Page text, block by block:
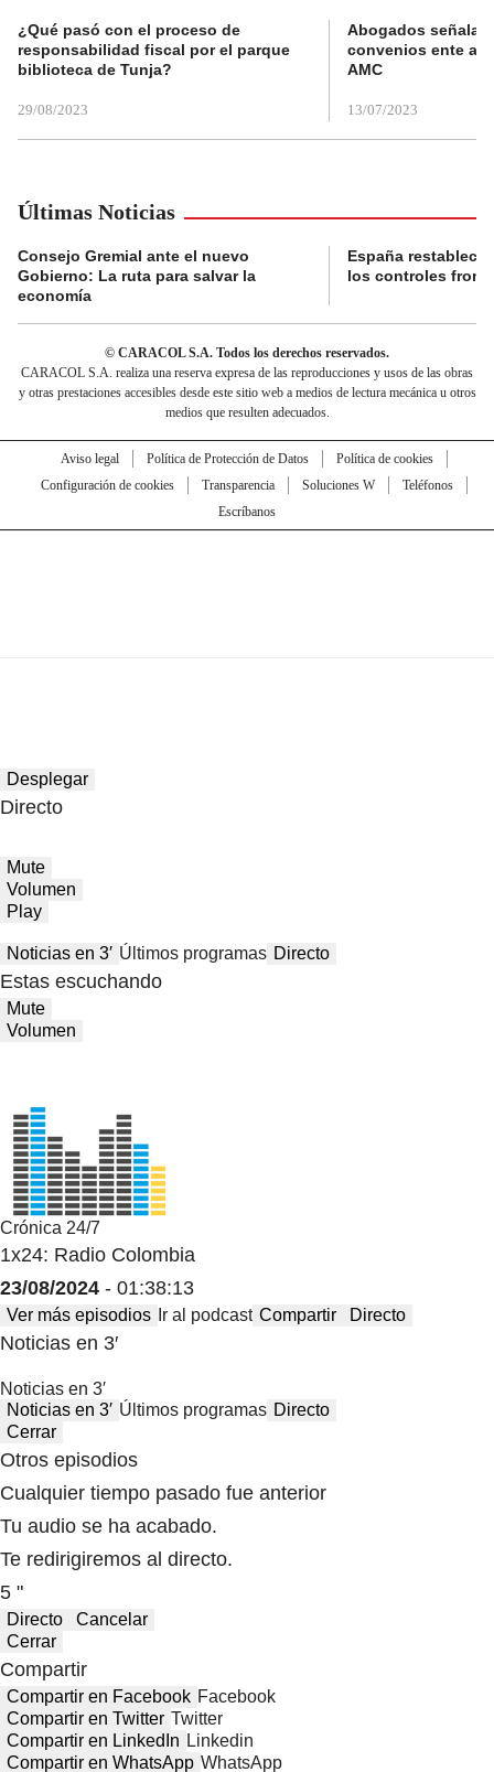
¿Qué pasó con el proceso de
responsabilidad fiscal por el parque
biblioteca de Tunja?
29/08/2023
Abogados
convenios ente
AMC
13/07/2023
Últimas Noticias
Consejo Gremial ante el nuevo
Gobierno: La ruta para salvar la
economía
España restablece
los controles
© CARACOL S.A. Todos los derechos reservados.
CARACOL S.A. realiza una reserva expresa de las reproducciones y usos de las obras
y otras prestaciones accesibles desde este sitio web a medios de lectura mecánica u otros
medios que resulten adecuados.
Aviso legal Política de Protección de Datos
Política de cookies
Configuración de cookies
Transparencia Soluciones W
Teléfonos
Escríbanos
Desplegar
Directo
Mute
Volumen
Play
Noticias en 3′ Últimos programas Directo
Estas escuchando
Mute
Volumen
Crónica 24/7
1x24: Radio Colombia
23/08/2024 - 01:38:13
Ver más episodios Ir al podcast Compartir Directo
Noticias en 3′
Noticias en 3′
Noticias en 3′ Últimos programas Directo
Cerrar
Otros episodios
Cualquier tiempo pasado fue anterior
Tu audio se ha acabado.
Te redirigiremos al directo.
5 "
Directo
Cancelar
Cerrar
Compartir
Compartir en Facebook Facebook
Compartir en Twitter Twitter
Compartir en LinkedIn Linkedin
Compartir en WhatsApp WhatsApp